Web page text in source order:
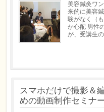
美容鍼灸ワ
来的に美容
験がなく（
か心配 男性
が、受講生
スマホだけで撮影＆
めの動画制作セミナ